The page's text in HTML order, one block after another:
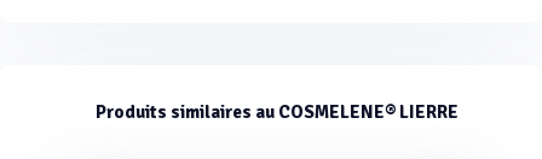
Produits similaires au COSMELENE® LIERRE